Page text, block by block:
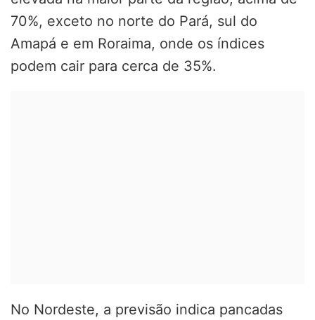
70%, exceto no norte do Pará, sul do
Amapá e em Roraima, onde os índices
podem cair para cerca de 35%.
No Nordeste, a previsão indica pancadas